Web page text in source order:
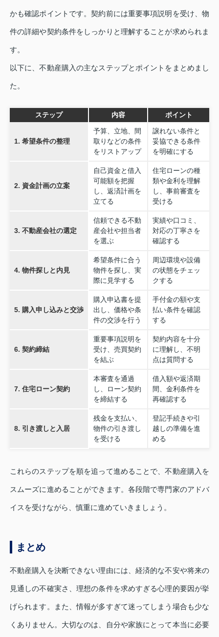
かも確認ポイントです。契約前には重要事項説明を受け、物
件の詳細や契約条件をしっかりと理解することが求められま
す。
以下に、不動産購入の主なステップとポイントをまとめまし
た。
ステップ 内容 ポイント
1. 希望条件の整理
予算、立地、間
取りなどの条件
をリストアップ
譲れない条件と
妥協できる条件
を明確にする
2. 資金計画の立案
自己資金と借入
可能額を把握
し、返済計画を
立てる
住宅ローンの種
類や金利を理解
し、事前審査を
受ける
3. 不動産会社の選定
信頼できる不動
産会社や担当者
を選ぶ
実績や口コミ、
対応の丁寧さを
確認する
4. 物件探しと内見
希望条件に合う
物件を探し、実
際に見学する
周辺環境や設備
の状態をチェッ
クする
5. 購入申し込みと交渉
購入申込書を提
出し、価格や条
件の交渉を行う
手付金の額や支
払い条件を確認
する
6. 契約締結
重要事項説明を
受け、売買契約
を結ぶ
契約内容を十分
に理解し、不明
点は質問する
7. 住宅ローン契約
本審査を通過
し、ローン契約
を締結する
借入額や返済期
間、金利条件を
再確認する
8. 引き渡しと入居
残金を支払い、
物件の引き渡し
を受ける
登記手続きや引
越しの準備を進
める
これらのステップを順を追って進めることで、不動産購入を
スムーズに進めることができます。各段階で専門家のアドバ
イスを受けながら、慎重に進めていきましょう。
まとめ
不動産購入を決断できない理由には、経済的な不安や将来の
見通しの不確実さ、理想の条件を求めすぎる心理的要因が挙
げられます。また、情報が多すぎて迷ってしまう場合も少な
くありません。大切なのは、自分や家族にとって本当に必要